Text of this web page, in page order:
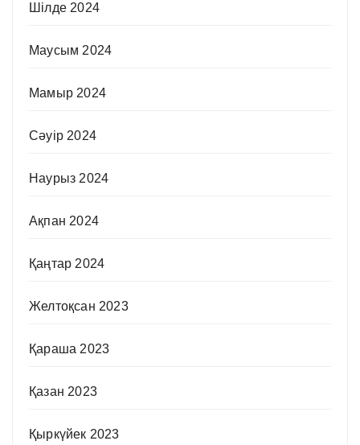
Шілде 2024
Маусым 2024
Мамыр 2024
Сәуір 2024
Наурыз 2024
Ақпан 2024
Қаңтар 2024
Желтоқсан 2023
Қараша 2023
Қазан 2023
Қыркүйек 2023